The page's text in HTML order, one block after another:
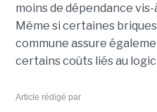
moins de dépendance
Même si certaines
commune assure
certains coûts liés au
Article rédigé par